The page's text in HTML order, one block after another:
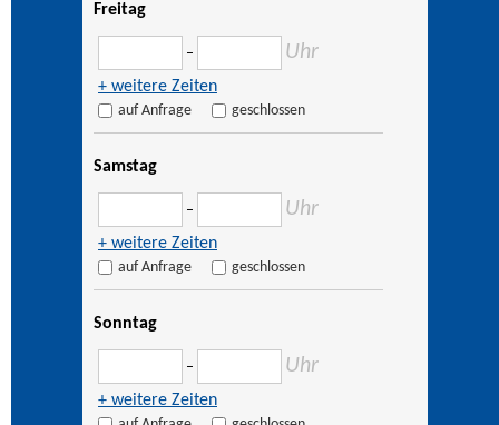
Freitag
– Uhr
+ weitere Zeiten
auf Anfrage geschlossen
Samstag
– Uhr
+ weitere Zeiten
auf Anfrage geschlossen
Sonntag
– Uhr
+ weitere Zeiten